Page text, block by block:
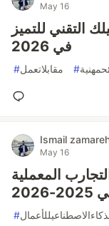
May 16
التقني للتميز
في 2026
#مقابلاتعمل #
Ismail
May 16
المعملية
#